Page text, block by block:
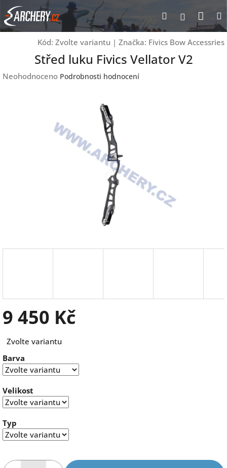
Přejít
na
obsah
Hledat
Kód: Zvolte variantu | Značka: Fivics Bow Accessries
Střed luku Fivics Vellator V2
Průměrné
Neohodnoceno Podrobnosti hodnocení
9 450 Kč
cena:
Zvolte variantu
Barva
Velikost
Typ